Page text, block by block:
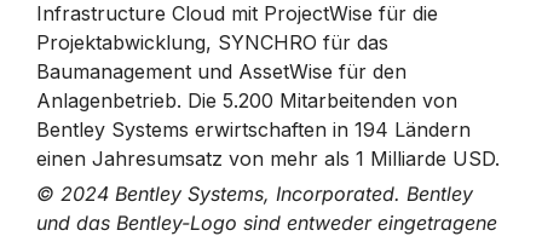
Infrastructure Cloud mit ProjectWise für die
Projektabwicklung, SYNCHRO für das
Baumanagement und AssetWise für den
Anlagenbetrieb. Die 5.200 Mitarbeitenden von
Bentley Systems erwirtschaften in 194 Ländern
einen Jahresumsatz von mehr als 1 Milliarde USD.
© 2024 Bentley Systems, Incorporated. Bentley
und das Bentley-Logo sind entweder eingetragene